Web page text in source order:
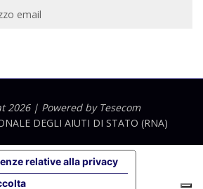
2026 | Powered by Tesecom
DEGLI AIUTI DI STATO (RNA)
relative alla privacy